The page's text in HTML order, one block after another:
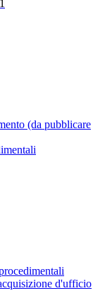
1
(da pubblicare
d'ufficio